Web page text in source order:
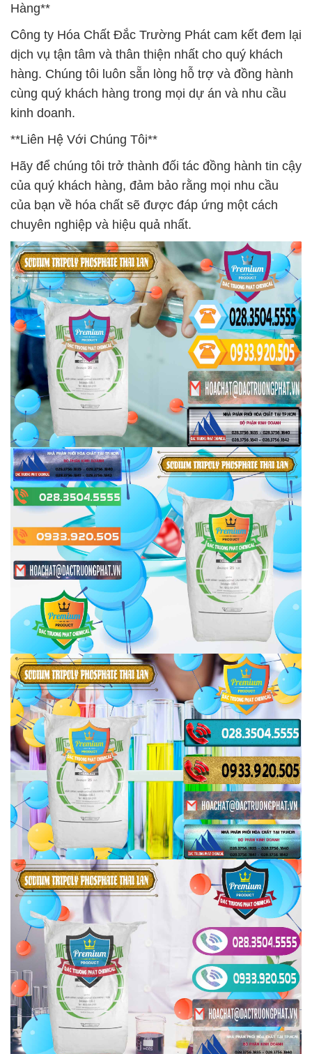
Hàng**
Công ty Hóa Chất Đắc Trường Phát cam kết đem lại
dịch vụ tận tâm và thân thiện nhất cho quý khách
hàng. Chúng tôi luôn sẵn lòng hỗ trợ và đồng hành
cùng quý khách hàng trong mọi dự án và nhu cầu
kinh doanh.
**Liên Hệ Với Chúng Tôi**
Hãy để chúng tôi trở thành đối tác đồng hành tin cậy
của quý khách hàng, đảm bảo rằng mọi nhu cầu
của bạn về hóa chất sẽ được đáp ứng một cách
chuyên nghiệp và hiệu quả nhất.